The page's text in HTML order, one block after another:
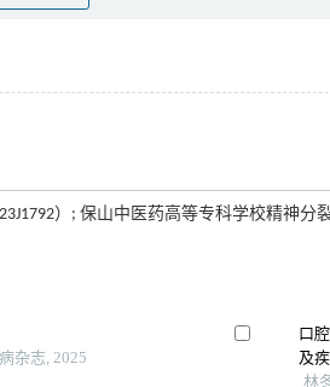
）; 保山中医药高等专科学校精神分